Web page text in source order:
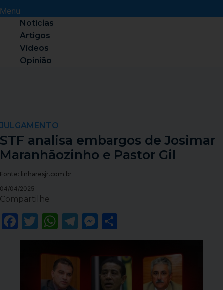
Menu
Notícias
Artigos
Vídeos
Opinião
JULGAMENTO
STF analisa embargos de Josimar
Maranhãozinho e Pastor Gil
Fonte: linharesjr.com.br
04/04/2025
Compartilhe
Facebook
Twitter
WhatsApp
Telegram
Messenger